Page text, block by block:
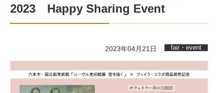
2023 Happy Sharing Event
2023年04月21日 fair・event